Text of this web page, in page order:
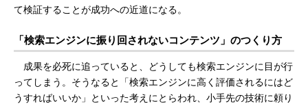
て検証することが成功への近道になる。
「検索エンジンに振り回されないコンテンツ」のつくり方
成果を必死に追っていると、どうしても検索エンジンに目が行
ってしまう。そうなると「検索エンジンに高く評価されるにはど
うすればいいか」といった考えにとらわれ、小手先の技術に頼り